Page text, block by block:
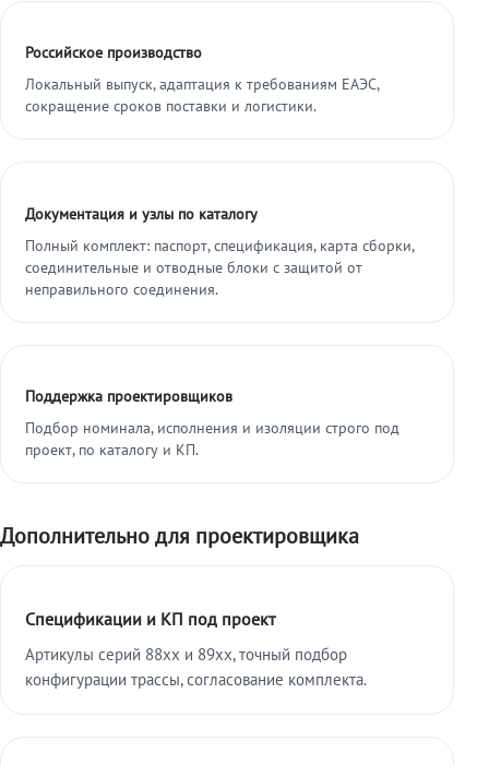
Российское производство
Локальный выпуск, адаптация к требованиям ЕАЭС,
сокращение сроков поставки и логистики.
Документация и узлы по каталогу
Полный комплект: паспорт, спецификация, карта сборки,
соединительные и отводные блоки с защитой от
неправильного соединения.
Поддержка проектировщиков
Подбор номинала, исполнения и изоляции строго под
проект, по каталогу и КП.
Дополнительно для проектировщика
Спецификации и КП под проект
Артикулы серий 88xx и 89xx, точный подбор
конфигурации трассы, согласование комплекта.